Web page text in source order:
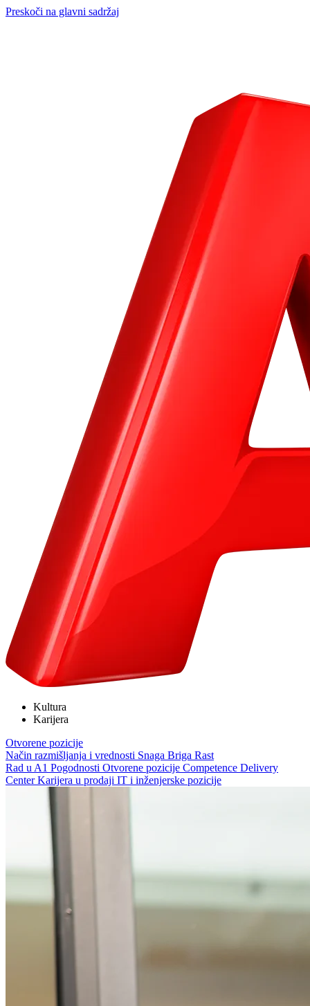
Preskoči na glavni sadržaj
Kultura
Karijera
Otvorene pozicije
Način razmišljanja i vrednosti Snaga Briga Rast
Rad u A1 Pogodnosti Otvorene pozicije Competence Delivery
CenterKarijera u prodaji IT i inženjerske pozicije